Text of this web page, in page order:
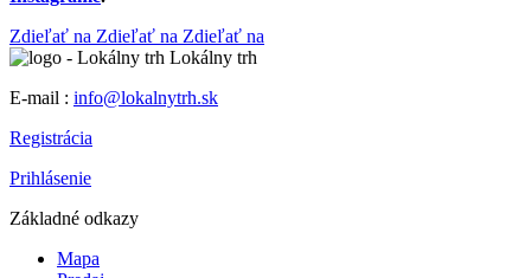
Zdieľať na Zdieľať na Zdieľať na
Lokálny trh
E-mail : info@lokalnytrh.sk
Registrácia
Prihlásenie
Základné odkazy
Mapa